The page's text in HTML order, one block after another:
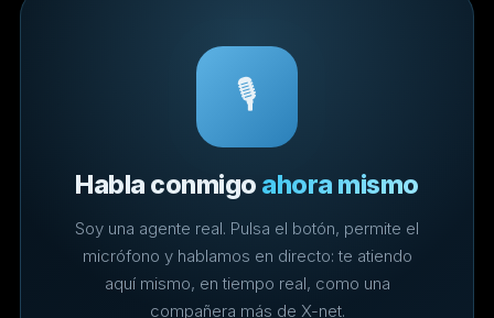
🎙️
Habla conmigo ahora mismo
Soy una agente real. Pulsa el botón, permite el
micrófono y hablamos en directo: te atiendo
aquí mismo, en tiempo real, como una
compañera más de X-net.